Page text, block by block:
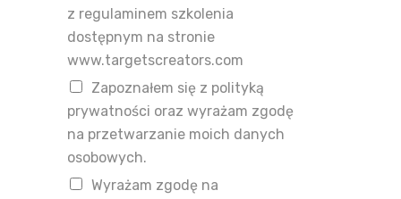
z regulaminem szkolenia
dostępnym na stronie
www.targetscreators.com
Zapoznałem się z polityką
prywatności oraz wyrażam zgodę
na przetwarzanie moich danych
osobowych.
Wyrażam zgodę na